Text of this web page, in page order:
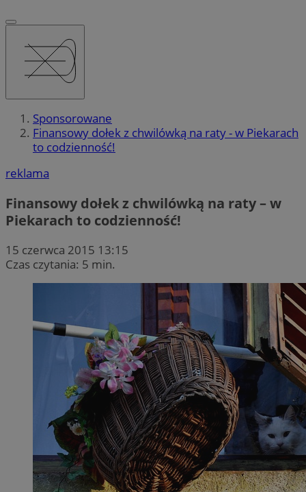
Sponsorowane
Finansowy dołek z chwilówką na raty - w Piekarach
to codzienność!
reklama
Finansowy dołek z chwilówką na raty – w
Piekarach to codzienność!
15 czerwca 2015 13:15
Czas czytania: 5 min.